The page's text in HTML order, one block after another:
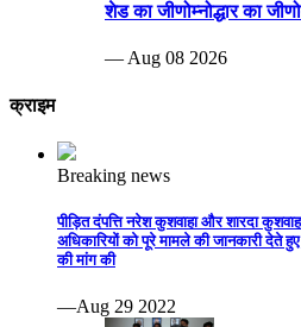
शेड का जीणोम्नोद्धार का
— Aug 08 2026
क्राइम
Breaking news
पीड़ित दंपत्ति नरेश कुशवाहा और शारदा
अधिकारियों को पूरे मामले की जानकारी देते
की मांग की
—Aug 29 2022